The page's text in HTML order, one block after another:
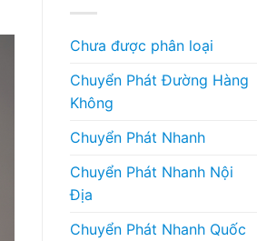
Chưa được phân loại
Chuyển Phát Đường Hàng
Không
Chuyển Phát Nhanh
Chuyển Phát Nhanh Nội
Địa
Chuyển Phát Nhanh Quốc